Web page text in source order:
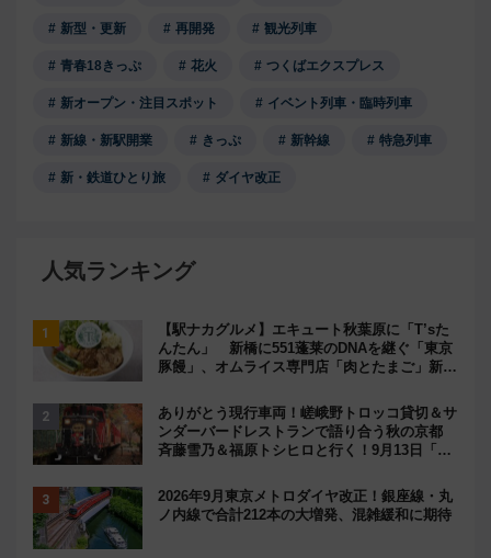
新型・更新 再開発 観光列車
青春18きっぷ 花火 つくばエクスプレス
新オープン・注目スポット イベント列車・臨時列車
新線・新駅開業 きっぷ 新幹線 特急列車
新・鉄道ひとり旅 ダイヤ改正
人気ランキング
【駅ナカグルメ】エキュート秋葉原に「T’sた
んたん」 新橋に551蓬莱のDNAを継ぐ「東京
豚饅」、オムライス専門店「肉とたまご」新グ
ありがとう現行車両！嵯峨野トロッコ貸切＆サ
ンダーバードレストランで語り合う秋の京都
斉藤雪乃＆福原トシヒロと行く！9月13日「京
2026年9月東京メトロダイヤ改正！銀座線・丸
ノ内線で合計212本の大増発、混雑緩和に期待